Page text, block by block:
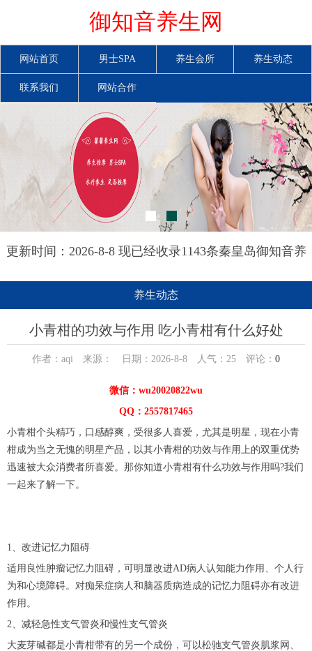
御知音养生网
网站首页 男士SPA 养生会所 养生动态
联系我们 网站合作
更新时间：2026-8-8 现已经收录1143条秦皇岛御知音养
养生动态
小青柑的功效与作用 吃小青柑有什么好处
作者：aqi 来源： 日期：2026-8-8 人气： 25 评论： 0
微信：wu20020822wu
QQ：2557817465
小青柑个头精巧，口感醇爽，受很多人喜爱，尤其是明星，现在小青
柑成为当之无愧的明星产品，以其小青柑的功效与作用上的双重优势
迅速被大众消费者所喜爱。那你知道小青柑有什么功效与作用吗?我们
一起来了解一下。
1、改进记忆力阻碍
适用良性肿瘤记忆力阻碍，可明显改进AD病人认知能力作用、个人行
为和心境障碍。对痴呆症病人和脑器质病造成的记忆力阻碍亦有改进
作用。
2、减轻急性支气管炎和慢性支气管炎
大麦芽碱都是小青柑带有的另一个成份，可以松驰支气管炎肌浆网、